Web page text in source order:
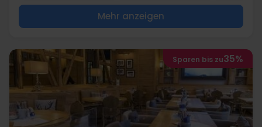
Mehr anzeigen
Sparen bis zu35%